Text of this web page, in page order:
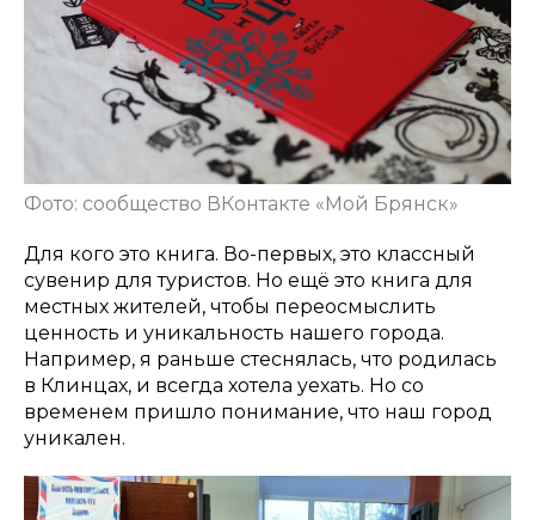
Фото: сообщество ВКонтакте «Мой Брянск»
Для кого это книга. Во-первых, это классный
сувенир для туристов. Но ещё это книга для
местных жителей, чтобы переосмыслить
ценность и уникальность нашего города.
Например, я раньше стеснялась, что родилась
в Клинцах, и всегда хотела уехать. Но со
временем пришло понимание, что наш город
уникален.